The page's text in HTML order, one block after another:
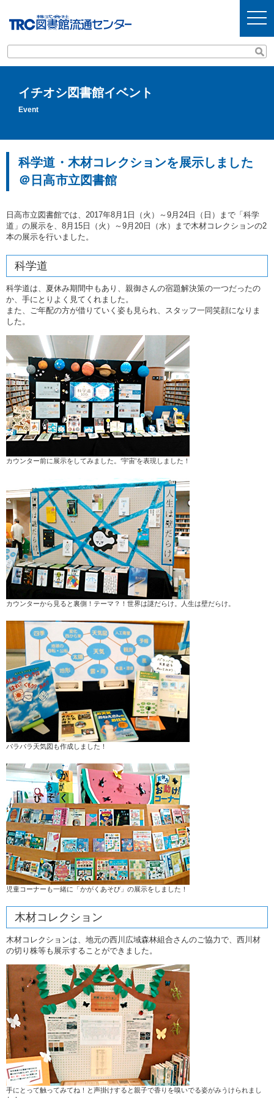
t
o
g
l
e
イチオシ図書館イベント
Event
科学道・木材コレクションを展示しました
＠日高市立図書館
日高市立図書館では、2017年8月1日（火）～9月24日（日）まで「科学
道」の展示を、8月15日（火）～9月20日（水）まで木材コレクションの2
本の展示を行いました。
科学道
科学道は、夏休み期間中もあり、親御さんの宿題解決策の一つだったの
か、手にとりよく見てくれました。
また、ご年配の方が借りていく姿も見られ、スタッフ一同笑顔になりま
した。
カウンター前に展示をしてみました。‘宇宙’を表現しました！
カウンターから見ると裏側！テーマ？！世界は謎だらけ。人生は壁だらけ。
パラパラ天気図も作成しました！
児童コーナーも一緒に「かがくあそび」の展示をしました！
木材コレクション
木材コレクションは、地元の西川広域森林組合さんのご協力で、西川材
の切り株等も展示することができました。
手にとって触ってみてね！と声掛けすると親子で香りを嗅いでる姿がみうけられまし